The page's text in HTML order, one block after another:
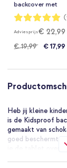
backcover met
standaard
Roze
Waardering:
100%
Adviesprijs€ 22,99
€ 19,99 € 17,99
Heb jij kleine
is de Kidsproof
gemaakt van
goed beschermt
je de tablet